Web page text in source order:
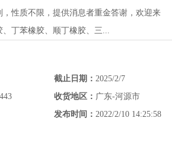
性质不限，提供消息者重金答谢，欢迎来
丁苯橡胶、顺丁橡胶、三...
截止日期： 2025/2/7
收货地区： 广东-河源市
发布时间： 2022/2/10 14:25:58